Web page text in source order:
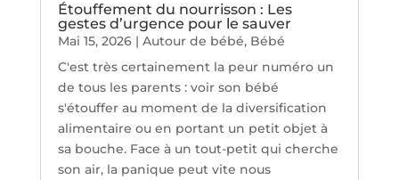
Étouffement du nourrisson : Les
gestes d’urgence pour le sauver
Mai 15, 2026| Autour de bébé, Bébé
C'est très certainement la peur numéro un
de tous les parents : voir son bébé
s'étouffer au moment de la diversification
alimentaire ou en portant un petit objet à
sa bouche. Face à un tout-petit qui cherche
son air, la panique peut vite nous